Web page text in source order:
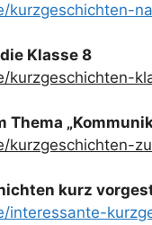
kurzgeschichten-
Klasse 8
kurzgeschichten-
kurzgeschichten-
kurz
interessante-